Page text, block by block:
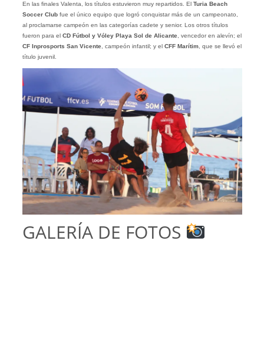
En las finales Valenta, los títulos estuvieron muy repartidos. El Turia Beach
Soccer Clubfue el único equipo que logró conquistar más de un campeonato,
al proclamarse campeón en las categorías cadete y senior. Los otros títulos
fueron para elCD Fútbol y Vóley Playa Sol de Alicante, vencedor en alevín; el
CF Inprosports San Vicente, campeón infantil; y el CFF Marítim, que se llevó el
título juvenil.
GALERÍA DE FOTOS